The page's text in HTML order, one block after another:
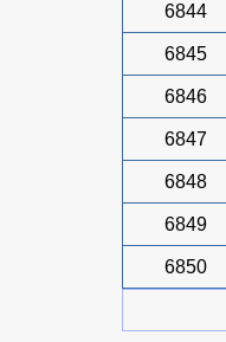
6844
6845
6846
6847
6848
6849
6850